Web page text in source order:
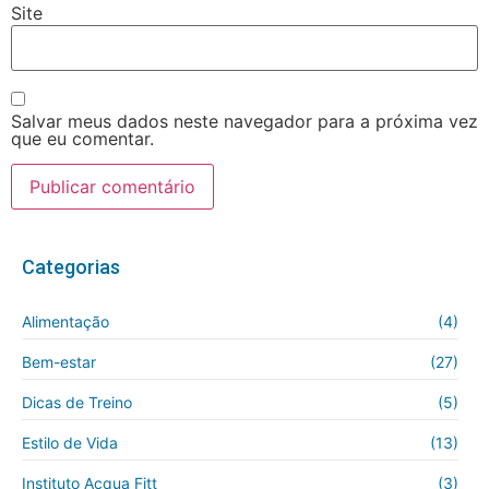
Site
Salvar meus dados neste navegador para a próxima vez
que eu comentar.
Categorias
Alimentação (4)
Bem-estar (27)
Dicas de Treino (5)
Estilo de Vida (13)
Instituto Acqua Fitt (3)